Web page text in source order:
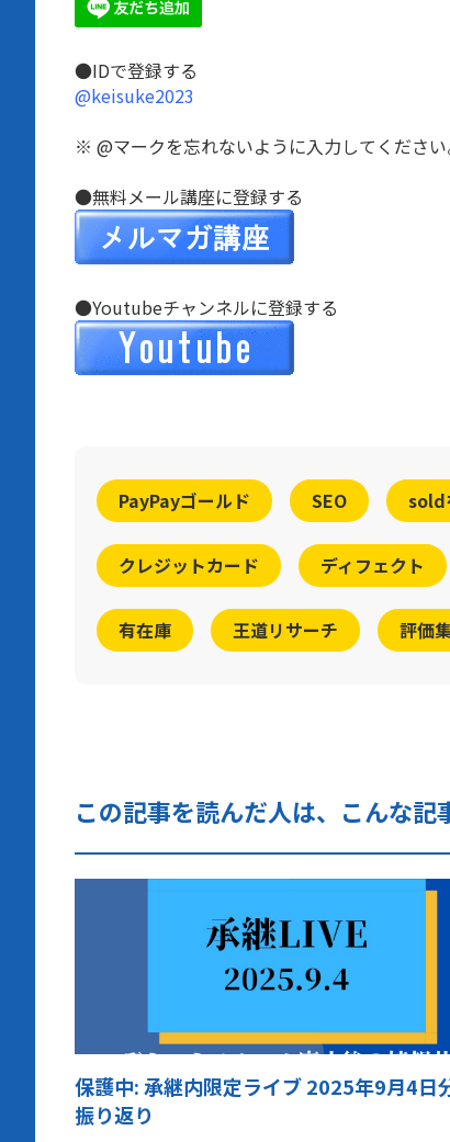
●IDで登録する
@keisuke2023
※ @マークを忘れないように入力してください
●無料メール講座に登録する
●Youtubeチャンネルに登録する
PayPayゴールド SEO sold
クレジットカード ディフェクト
有在庫 王道リサーチ 評価
この記事を読んだ人は、こんな記
保護中: 承継内限定ライブ 2025年9月4日
振り返り